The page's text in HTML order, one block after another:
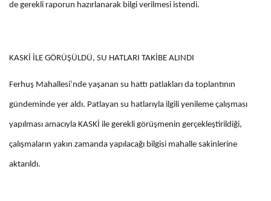
de gerekli raporun hazırlanarak bilgi verilmesi istendi.
KASKİ İLE GÖRÜŞÜLDÜ, SU HATLARI TAKİBE ALINDI
Ferhuş Mahallesi’nde yaşanan su hattı patlakları da toplantının
gündeminde yer aldı. Patlayan su hatlarıyla ilgili yenileme çalışması
yapılması amacıyla KASKİ ile gerekli görüşmenin gerçekleştirildiği,
çalışmaların yakın zamanda yapılacağı bilgisi mahalle sakinlerine
aktarıldı.